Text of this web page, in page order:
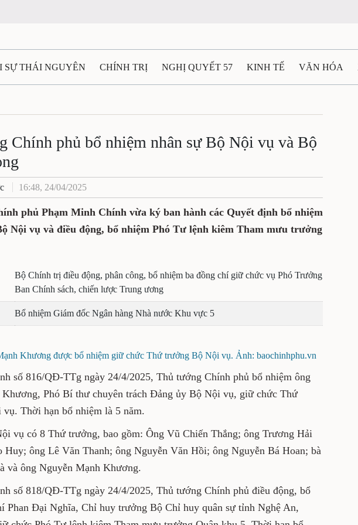
SỰ THÁI NGUYÊN CHÍNH TRỊ NGHỊ QUYẾT 57 KINH TẾ VĂN HÓA
QUỐC TẾ TÀI NGUYÊN - MÔI TRƯỜNG THỂ THAO THÔNG TIN -
MỚI
Chính phủ bổ nhiệm nhân sự Bộ Nội vụ và Bộ
16:48, 24/04/2025
phủ Phạm Minh Chính vừa ký ban hành các Quyết định bổ nhiệm
Nội vụ và điều động, bổ nhiệm Phó Tư lệnh kiêm Tham mưu trưởng
Bộ Chính trị điều động, phân công, bổ nhiệm ba đồng chí giữ chức vụ Phó Trưởng
Ban Chính sách, chiến lược Trung ương
Bổ nhiệm Giám đốc Ngân hàng Nhà nước Khu vực 5
Khương được bổ nhiệm giữ chức Thứ trưởng Bộ Nội vụ. Ảnh: baochinhphu.vn
số 816/QĐ-TTg ngày 24/4/2025, Thủ tướng Chính phủ bổ nhiệm ông
Khương, Phó Bí thư chuyên trách Đảng ủy Bộ Nội vụ, giữ chức Thứ
Thời hạn bổ nhiệm là 5 năm.
vụ có 8 Thứ trưởng, bao gồm: Ông Vũ Chiến Thắng; ông Trương Hải
Huy; ông Lê Văn Thanh; ông Nguyễn Văn Hồi; ông Nguyễn Bá Hoan; bà
và ông Nguyễn Mạnh Khương.
số 818/QĐ-TTg ngày 24/4/2025, Thủ tướng Chính phủ điều động, bổ
Phan Đại Nghĩa, Chỉ huy trưởng Bộ Chỉ huy quân sự tỉnh Nghệ An,